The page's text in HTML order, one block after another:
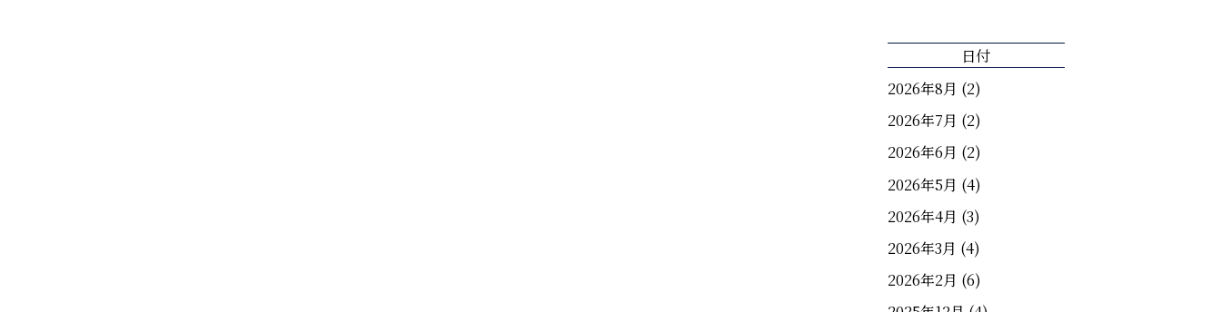
日付
2026年8月 (2)
2026年7月 (2)
2026年6月 (2)
2026年5月 (4)
2026年4月 (3)
2026年3月 (4)
2026年2月 (6)